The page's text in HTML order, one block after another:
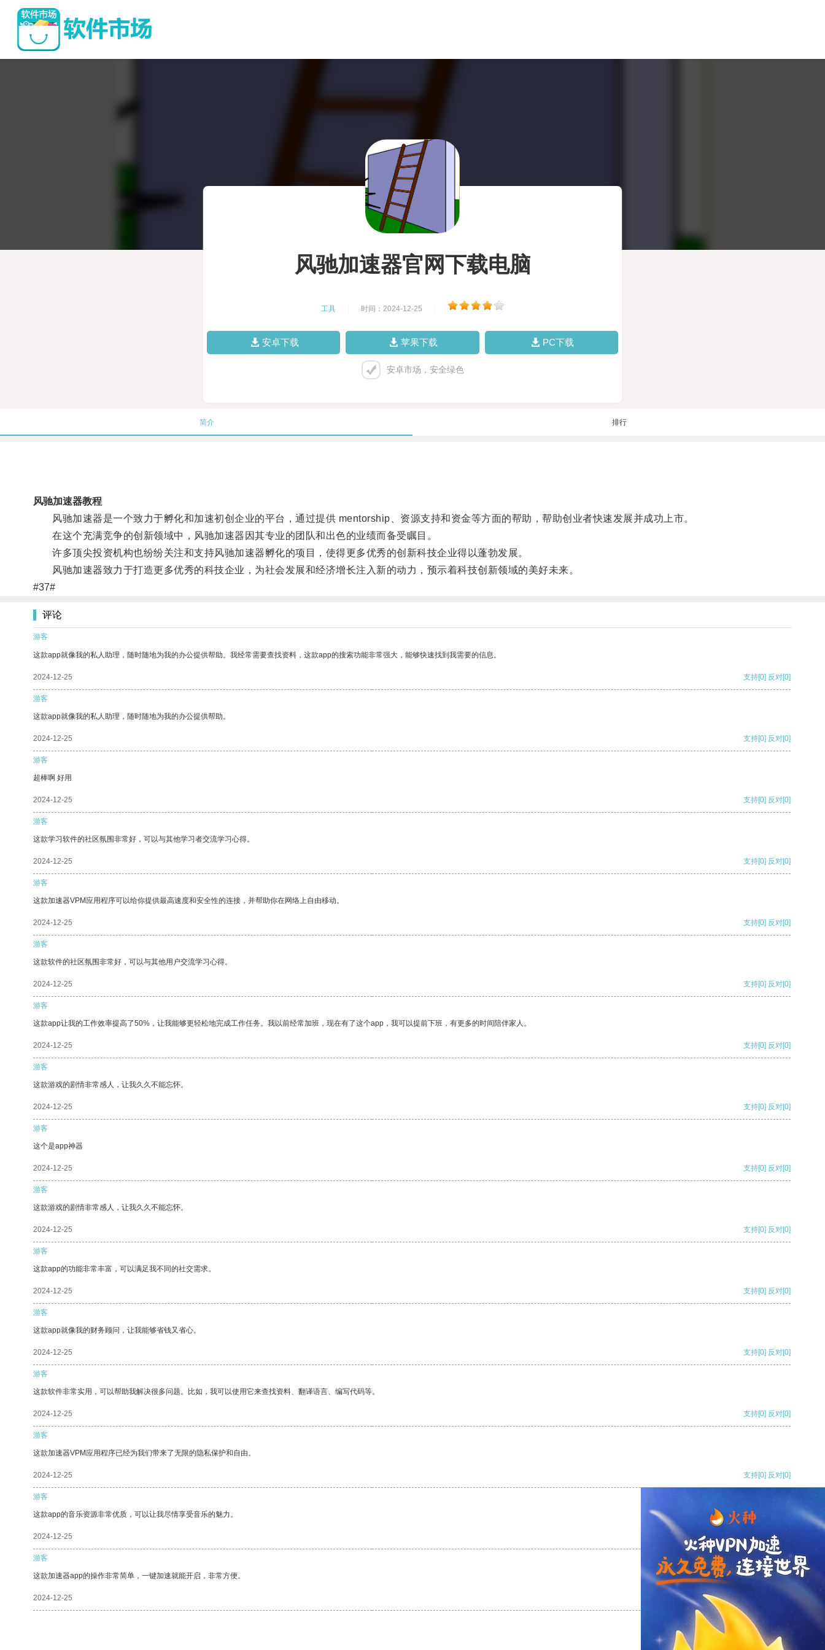
风驰加速器官网下载电脑
工具 时间：2024-12-25
安卓下载 苹果下载 PC下载
安卓市场，安全绿色
简介 排行
风驰加速器教程
风驰加速器是一个致力于孵化和加速初创企业的平台，通过提供 mentorship、资源支持和资金等方面的帮助，帮助创业者快速发展并成功上市。
在这个充满竞争的创新领域中，风驰加速器因其专业的团队和出色的业绩而备受瞩目。
许多顶尖投资机构也纷纷关注和支持风驰加速器孵化的项目，使得更多优秀的创新科技企业得以蓬勃发展。
风驰加速器致力于打造更多优秀的科技企业，为社会发展和经济增长注入新的动力，预示着科技创新领域的美好未来。
#37#
评论
游客
这款app就像我的私人助理，随时随地为我的办公提供帮助。我经常需要查找资料，这款app的搜索功能非常强大，能够快速找到我需要的信息。
2024-12-25 支持[0] 反对[0]
游客
这款app就像我的私人助理，随时随地为我的办公提供帮助。
2024-12-25 支持[0] 反对[0]
游客
超棒啊 好用
2024-12-25 支持[0] 反对[0]
游客
这款学习软件的社区氛围非常好，可以与其他学习者交流学习心得。
2024-12-25 支持[0] 反对[0]
游客
这款加速器VPM应用程序可以给你提供最高速度和安全性的连接，并帮助你在网络上自由移动。
2024-12-25 支持[0] 反对[0]
游客
这款软件的社区氛围非常好，可以与其他用户交流学习心得。
2024-12-25 支持[0] 反对[0]
游客
这款app让我的工作效率提高了50%，让我能够更轻松地完成工作任务。我以前经常加班，现在有了这个app，我可以提前下班，有更多的时间陪伴家人。
2024-12-25 支持[0] 反对[0]
游客
这款游戏的剧情非常感人，让我久久不能忘怀。
2024-12-25 支持[0] 反对[0]
游客
这个是app神器
2024-12-25 支持[0] 反对[0]
游客
这款游戏的剧情非常感人，让我久久不能忘怀。
2024-12-25 支持[0] 反对[0]
游客
这款app的功能非常丰富，可以满足我不同的社交需求。
2024-12-25 支持[0] 反对[0]
游客
这款app就像我的财务顾问，让我能够省钱又省心。
2024-12-25 支持[0] 反对[0]
游客
这款软件非常实用，可以帮助我解决很多问题。比如，我可以使用它来查找资料、翻译语言、编写代码等。
2024-12-25 支持[0] 反对[0]
游客
这款加速器VPM应用程序已经为我们带来了无限的隐私保护和自由。
2024-12-25 支持[0] 反对[0]
游客
这款app的音乐资源非常优质，可以让我尽情享受音乐的魅力。
2024-12-25 支持 反对
游客
这款加速器app的操作非常简单，一键加速就能开启，非常方便。
2024-12-25 [0]